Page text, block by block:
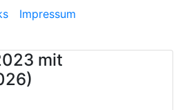
Impressum
mit